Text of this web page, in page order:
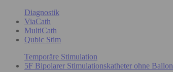
Diagnostik
ViaCath
MultiCath
Qubic Stim
Temporäre Stimulation
5F Bipolarer Stimulationskatheter ohne Ballon